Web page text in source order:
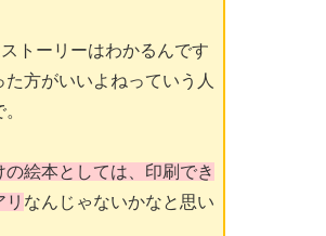
トーリーはわかるんです
方がいいよねっていう人
の絵本としては、印刷でき
なんじゃないかなと思い